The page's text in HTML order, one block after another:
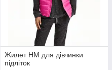
Жилет НМ для дівчинки
підліток